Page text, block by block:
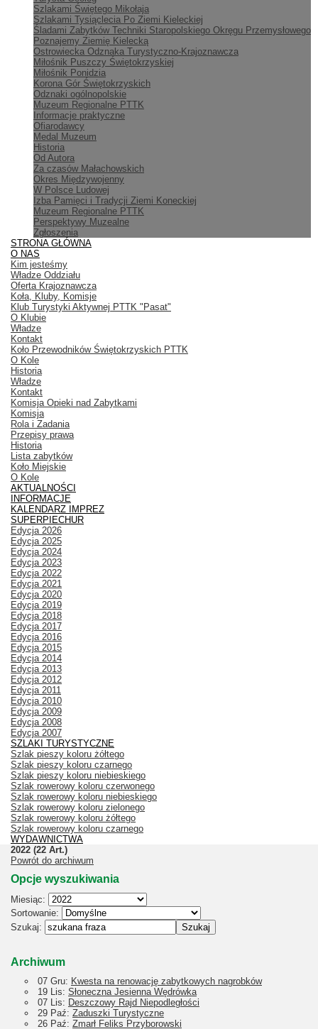
Szlakami Świętego Mikołaja
Szlakami Tysiąclecia Po Ziemi Kieleckiej
Śladami Zabytków Techniki Staropolskiego Okręgu Przemysłowego
Poznajemy Ziemię Kielecką
Ostrowiecka Odznaka Turystyczno-Krajoznawcza
Miłośnik Puszczy Świętokrzyskiej
Miłośnik Ponidzia
Korona Gór Świętokrzyskich
Odznaki ogólnopolskie
Muzeum Regionalne PTTK
Informacje praktyczne
Ofiarodawcy
Medal Muzeum
Historia
Od Autora
Za czasów Małachowskich
Okres Międzywojenny
W Polsce Ludowej
Izba Pamięci i Tradycji Ziemi Koneckiej
Muzeum Regionalne PTTK
Perspektywy Muzealne
Zgłoszenia
STRONA GŁÓWNA
O NAS
Kim jesteśmy
Władze Oddziału
Oferta Krajoznawcza
Koła, Kluby, Komisje
Klub Turystyki Aktywnej PTTK "Pasat"
O Klubie
Władze
Kontakt
Koło Przewodników Świętokrzyskich PTTK
O Kole
Historia
Władze
Kontakt
Komisja Opieki nad Zabytkami
Komisja
Rola i Zadania
Przepisy prawa
Historia
Lista zabytków
Koło Miejskie
O Kole
AKTUALNOŚCI
INFORMACJE
KALENDARZ IMPREZ
SUPERPIECHUR
Edycja 2026
Edycja 2025
Edycja 2024
Edycja 2023
Edycja 2022
Edycja 2021
Edycja 2020
Edycja 2019
Edycja 2018
Edycja 2017
Edycja 2016
Edycja 2015
Edycja 2014
Edycja 2013
Edycja 2012
Edycja 2011
Edycja 2010
Edycja 2009
Edycja 2008
Edycja 2007
SZLAKI TURYSTYCZNE
Szlak pieszy koloru żółtego
Szlak pieszy koloru czarnego
Szlak pieszy koloru niebieskiego
Szlak rowerowy koloru czerwonego
Szlak rowerowy koloru niebieskiego
Szlak rowerowy koloru zielonego
Szlak rowerowy koloru żółtego
Szlak rowerowy koloru czarnego
WYDAWNICTWA
2022 (22 Art.)
Powrót do archiwum
Opcje wyszukiwania
Miesiąc:
Sortowanie:
Szukaj:
Archiwum
07 Gru: Kwesta na renowację zabytkowych nagrobków
19 Lis: Słoneczna Jesienna Wędrówka
07 Lis: Deszczowy Rajd Niepodległości
29 Paź: Zaduszki Turystyczne
26 Paź: Zmarł Feliks Przyborowski